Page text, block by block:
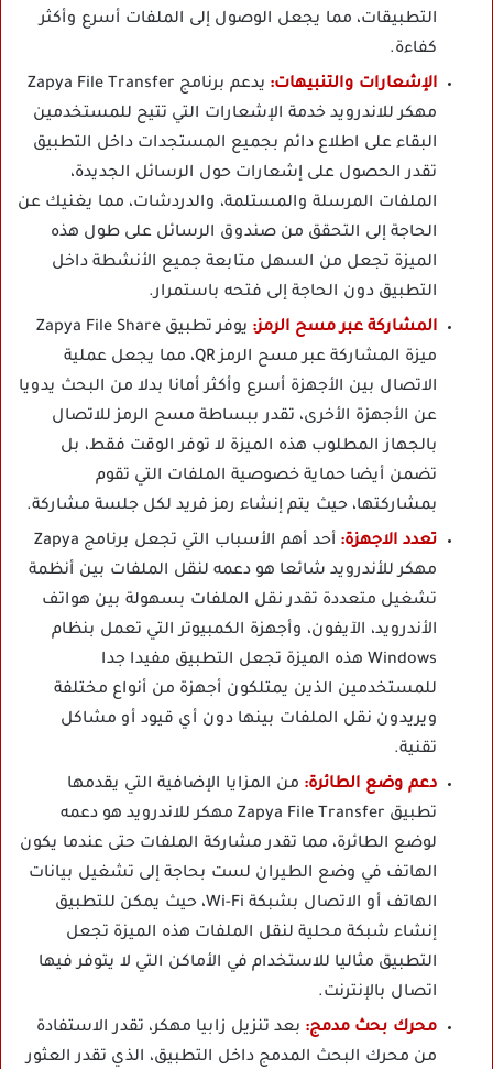
التطبيقات، مما يجعل الوصول إلى الملفات أسرع وأكثر
كفاءة.
الإشعارات والتنبيهات:
يدعم برنامج Zapya File Transfer
مهكر للاندرويد خدمة الإشعارات التي تتيح للمستخدمين
البقاء على اطلاع دائم بجميع المستجدات داخل التطبيق
تقدر الحصول على إشعارات حول الرسائل الجديدة،
الملفات المرسلة والمستلمة، والدردشات، مما يغنيك عن
الحاجة إلى التحقق من صندوق الرسائل على طول هذه
الميزة تجعل من السهل متابعة جميع الأنشطة داخل
التطبيق دون الحاجة إلى فتحه باستمرار.
المشاركة عبر مسح الرمز:
يوفر تطبيق Zapya File Share
ميزة المشاركة عبر مسح الرمز QR، مما يجعل عملية
الاتصال بين الأجهزة أسرع وأكثر أمانا بدلا من البحث يدويا
عن الأجهزة الأخرى، تقدر ببساطة مسح الرمز للاتصال
بالجهاز المطلوب هذه الميزة لا توفر الوقت فقط، بل
تضمن أيضا حماية خصوصية الملفات التي تقوم
بمشاركتها، حيث يتم إنشاء رمز فريد لكل جلسة مشاركة.
تعدد الاجهزة:
أحد أهم الأسباب التي تجعل برنامج Zapya
مهكر للأندرويد شائعا هو دعمه لنقل الملفات بين أنظمة
تشغيل متعددة تقدر نقل الملفات بسهولة بين هواتف
الأندرويد، الآيفون، وأجهزة الكمبيوتر التي تعمل بنظام
Windows هذه الميزة تجعل التطبيق مفيدا جدا
للمستخدمين الذين يمتلكون أجهزة من أنواع مختلفة
ويريدون نقل الملفات بينها دون أي قيود أو مشاكل
تقنية.
دعم وضع الطائرة: من المزايا الإضافية التي يقدمها
تطبيق Zapya File Transfer مهكر للاندرويد هو دعمه
لوضع الطائرة، مما تقدر مشاركة الملفات حتى عندما يكون
الهاتف في وضع الطيران لست بحاجة إلى تشغيل بيانات
الهاتف أو الاتصال بشبكة Wi-Fi، حيث يمكن للتطبيق
إنشاء شبكة محلية لنقل الملفات هذه الميزة تجعل
التطبيق مثاليا للاستخدام في الأماكن التي لا يتوفر فيها
اتصال بالإنترنت.
محرك بحث مدمج: بعد تنزيل زابيا مهكر، تقدر الاستفادة
من محرك البحث المدمج داخل التطبيق، الذي تقدر العثور